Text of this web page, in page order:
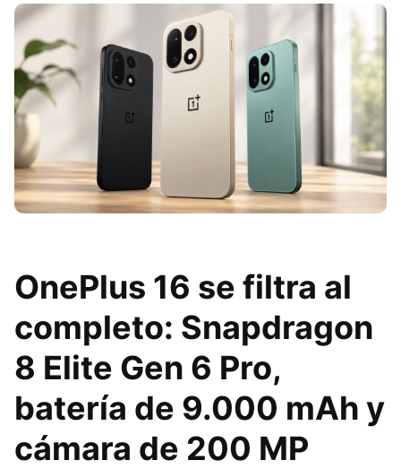
OnePlus 16 se filtra al
completo: Snapdragon
8 Elite Gen 6 Pro,
batería de 9.000 mAh y
cámara de 200 MP